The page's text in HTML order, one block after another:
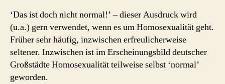
‘Das ist doch nicht normal!’ – dieser Ausdruck wird
(u.a.) gern verwendet, wenn es um Homosexualität geht.
Früher sehr häufig, inzwischen erfreulicherweise
seltener. Inzwischen ist im Erscheinungsbild deutscher
Großstädte Homosexualität teilweise selbst ‘normal’
geworden.